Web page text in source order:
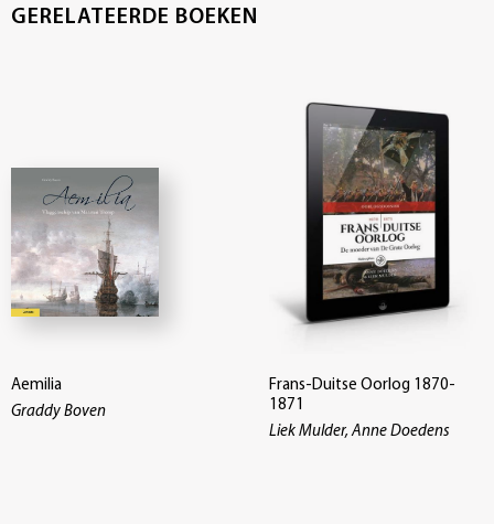
GERELATEERDE BOEKEN
Aemilia
Graddy Boven
Frans-Duitse Oorlog 1870-
1871
Liek Mulder, Anne Doedens